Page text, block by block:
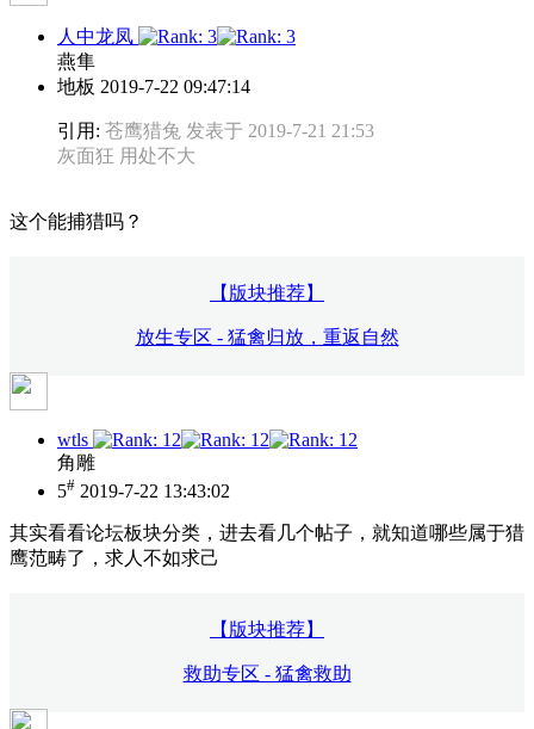
人中龙凤
燕隼
地板 2019-7-22 09:47:14
引用: 苍鹰猎兔 发表于 2019-7-21 21:53
灰面狂 用处不大
这个能捕猎吗？
【版块推荐】
放生专区 - 猛禽归放，重返自然
wtls
角雕
5# 2019-7-22 13:43:02
其实看看论坛板块分类，进去看几个帖子，就知道哪些属于猎
鹰范畴了，求人不如求己
【版块推荐】
救助专区 - 猛禽救助